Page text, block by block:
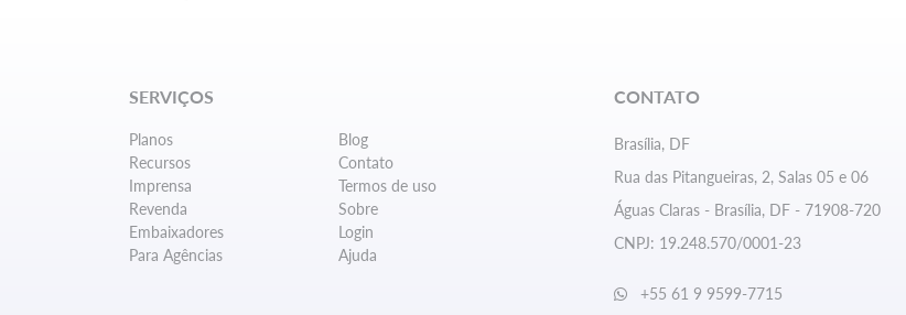
SERVIÇOS
Planos
Recursos
Imprensa
Revenda
Embaixadores
Para Agências
Blog
Contato
Termos de uso
Sobre
Login
Ajuda
CONTATO
Brasília, DF
Rua das Pitangueiras, 2, Salas 05 e 06
Águas Claras - Brasília, DF - 71908-720
CNPJ: 19.248.570/0001-23
+55 61 9 9599-7715